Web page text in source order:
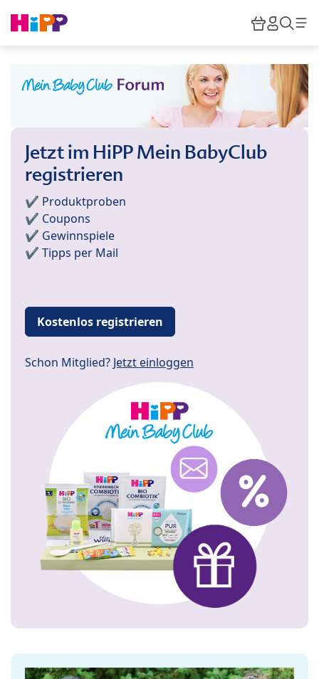
HiPP
Jetzt im HiPP Mein BabyClub
registrieren
✔️ Produktproben
✔️ Coupons
✔️ Gewinnspiele
✔️ Tipps per Mail
Kostenlos registrieren
Schon Mitglied? Jetzt einloggen